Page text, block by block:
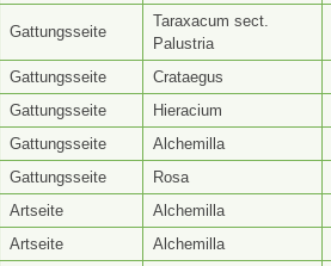
Gattungsseite
Taraxacum sect.
Palustria
Gattungsseite
Crataegus
Gattungsseite
Hieracium
Gattungsseite
Alchemilla
Gattungsseite
Rosa
Artseite Alchemilla
Artseite Alchemilla